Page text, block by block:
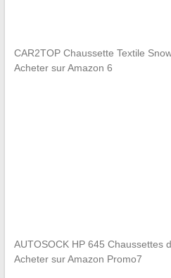
CAR2TOP Chaussette Textile
Acheter sur Amazon 6
AUTOSOCK HP 645 Chaussettes
Acheter sur Amazon Promo7